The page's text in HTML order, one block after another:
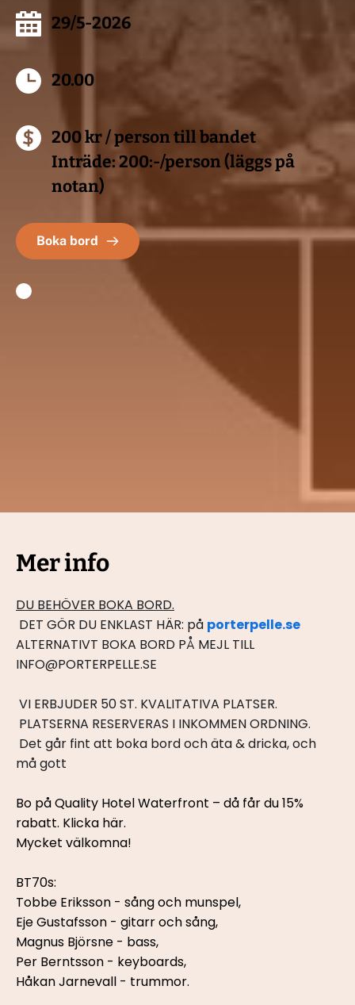
29/5-2026
20.00
200 kr / person till bandet
Inträde: 200:-/person (läggs på
notan)
Boka bord
Mer info
﻿DU BEHÖVER BOKA BORD.
DET GÖR DU ENKLAST HÄR: på porterpelle.se
ALTERNATIVT BOKA BORD PÅ MEJL TILL
INFO@PORTERPELLE.SE
VI ERBJUDER 50 ST. KVALITATIVA PLATSER.
PLATSERNA RESERVERAS I INKOMMEN ORDNING.
Det går fint att boka bord och äta & dricka, och
må gott
Bo på Quality Hotel Waterfront – då får du 15%
rabatt. Klicka här.
Mycket välkomna!
BT70s:
Tobbe Eriksson - sång och munspel,
Eje Gustafsson - gitarr och sång,
Magnus Björsne - bass,
Per Berntsson - keyboards,
Håkan Jarnevall - trummor.